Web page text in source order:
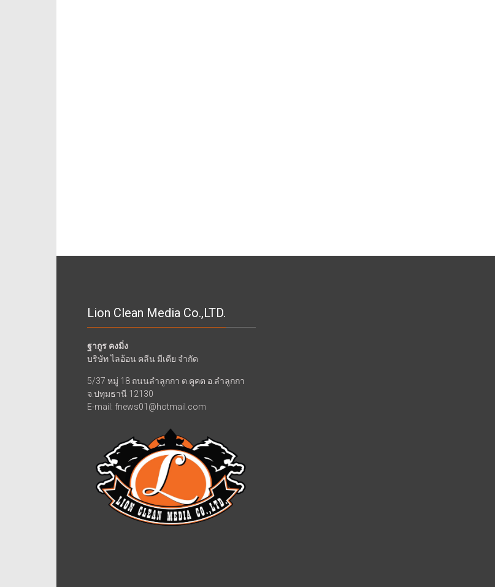
Lion Clean Media Co.,LTD.
ฐากูร คงมิ่ง
บริษัท ไลอ้อน คลีน มีเดีย จำกัด
5/37 หมู่ 18 ถนนลำลูกกา ต.คูคต อ.ลำลูกกา
จ.ปทุมธานี 12130
E-mail: fnews01@hotmail.com